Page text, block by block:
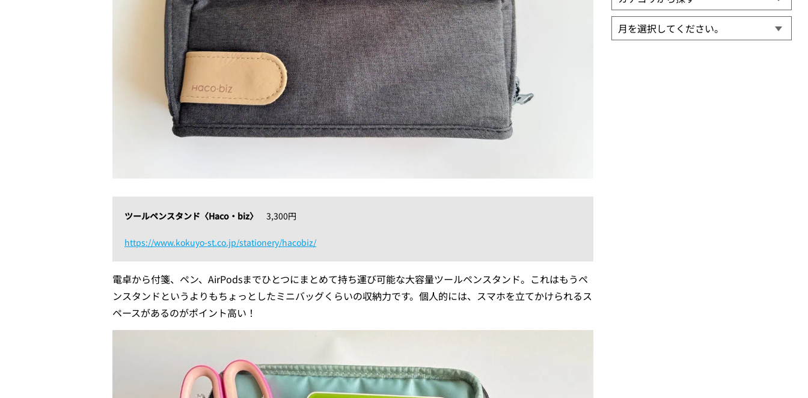
ツールペンスタンド〈Haco・biz〉 3,300円
https://www.kokuyo-st.co.jp/stationery/hacobiz/
電卓から付箋、ペン、AirPodsまでひとつにまとめて持ち運び可能な大容量ツールペンスタンド。これはもうペ
ンスタンドというよりもちょっとしたミニバッグくらいの収納力です。個人的には、スマホを立てかけられるス
ペースがあるのがポイント高い！